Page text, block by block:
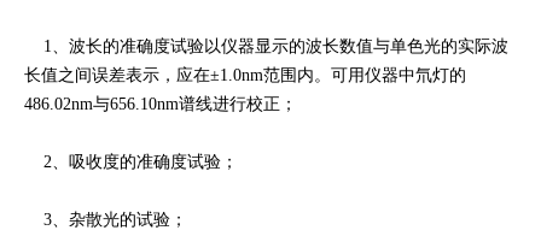
1、波长的准确度试验以仪器显示的波长数值与单色光的实际波
长值之间误差表示，应在±1.0nm范围内。可用仪器中氘灯的
486.02nm与656.10nm谱线进行校正；
2、吸收度的准确度试验；
3、杂散光的试验；